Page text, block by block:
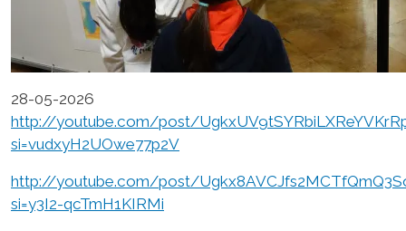
28-05-2026
http://youtube.com/post/
si=vudxyH2UOwe77p2V
http://youtube.com/post/
si=y3I2-qcTmH1KIRMi